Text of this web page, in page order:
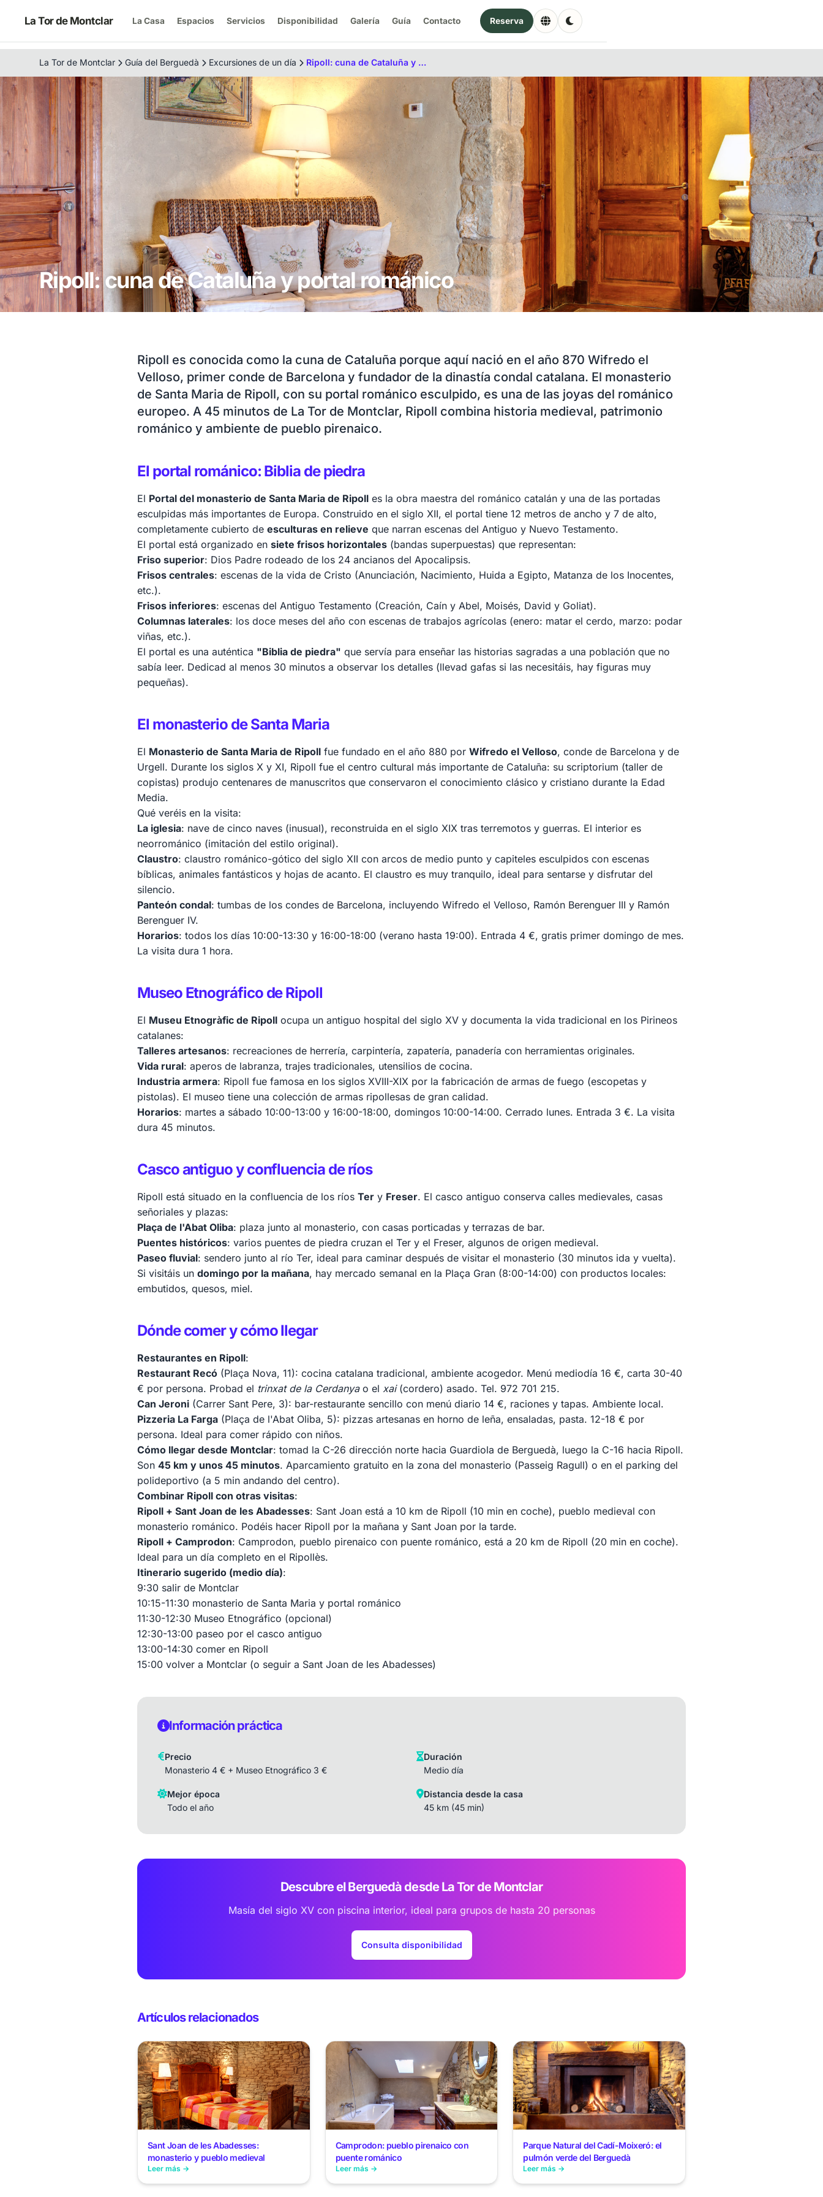
La Tor de Montclar La Casa Espacios Servicios Disponibilidad Galería Guía Contacto Reserva
La Tor de Montclar Guía del Berguedà Excursiones de un día Ripoll: cuna de Cataluña y portal románico
Ripoll: cuna de Cataluña y portal románico
Ripoll es conocida como la cuna de Cataluña porque aquí nació en el año 870 Wifredo el
Velloso, primer conde de Barcelona y fundador de la dinastía condal catalana. El monasterio
de Santa Maria de Ripoll, con su portal románico esculpido, es una de las joyas del románico
europeo. A 45 minutos de La Tor de Montclar, Ripoll combina historia medieval, patrimonio
románico y ambiente de pueblo pirenaico.
El portal románico: Biblia de piedra
El Portal del monasterio de Santa Maria de Ripoll es la obra maestra del románico catalán y una de las portadas
esculpidas más importantes de Europa. Construido en el siglo XII, el portal tiene 12 metros de ancho y 7 de alto,
completamente cubierto de esculturas en relieve que narran escenas del Antiguo y Nuevo Testamento.
El portal está organizado en siete frisos horizontales (bandas superpuestas) que representan:
Friso superior: Dios Padre rodeado de los 24 ancianos del Apocalipsis.
Frisos centrales: escenas de la vida de Cristo (Anunciación, Nacimiento, Huida a Egipto, Matanza de los Inocentes,
etc.).
Frisos inferiores: escenas del Antiguo Testamento (Creación, Caín y Abel, Moisés, David y Goliat).
Columnas laterales: los doce meses del año con escenas de trabajos agrícolas (enero: matar el cerdo, marzo: podar
viñas, etc.).
El portal es una auténtica "Biblia de piedra" que servía para enseñar las historias sagradas a una población que no
sabía leer. Dedicad al menos 30 minutos a observar los detalles (llevad gafas si las necesitáis, hay figuras muy
pequeñas).
El monasterio de Santa Maria
El Monasterio de Santa Maria de Ripoll fue fundado en el año 880 por Wifredo el Velloso, conde de Barcelona y de
Urgell. Durante los siglos X y XI, Ripoll fue el centro cultural más importante de Cataluña: su scriptorium (taller de
copistas) produjo centenares de manuscritos que conservaron el conocimiento clásico y cristiano durante la Edad
Media.
Qué veréis en la visita:
La iglesia: nave de cinco naves (inusual), reconstruida en el siglo XIX tras terremotos y guerras. El interior es
neorrománico (imitación del estilo original).
Claustro: claustro románico-gótico del siglo XII con arcos de medio punto y capiteles esculpidos con escenas
bíblicas, animales fantásticos y hojas de acanto. El claustro es muy tranquilo, ideal para sentarse y disfrutar del
silencio.
Panteón condal: tumbas de los condes de Barcelona, incluyendo Wifredo el Velloso, Ramón Berenguer III y Ramón
Berenguer IV.
Horarios: todos los días 10:00-13:30 y 16:00-18:00 (verano hasta 19:00). Entrada 4 €, gratis primer domingo de mes.
La visita dura 1 hora.
Museo Etnográfico de Ripoll
El Museu Etnogràfic de Ripoll ocupa un antiguo hospital del siglo XV y documenta la vida tradicional en los Pirineos
catalanes:
Talleres artesanos: recreaciones de herrería, carpintería, zapatería, panadería con herramientas originales.
Vida rural: aperos de labranza, trajes tradicionales, utensilios de cocina.
Industria armera: Ripoll fue famosa en los siglos XVIII-XIX por la fabricación de armas de fuego (escopetas y
pistolas). El museo tiene una colección de armas ripollesas de gran calidad.
Horarios: martes a sábado 10:00-13:00 y 16:00-18:00, domingos 10:00-14:00. Cerrado lunes. Entrada 3 €. La visita
dura 45 minutos.
Casco antiguo y confluencia de ríos
Ripoll está situado en la confluencia de los ríos Ter y Freser. El casco antiguo conserva calles medievales, casas
señoriales y plazas:
Plaça de l'Abat Oliba: plaza junto al monasterio, con casas porticadas y terrazas de bar.
Puentes históricos: varios puentes de piedra cruzan el Ter y el Freser, algunos de origen medieval.
Paseo fluvial: sendero junto al río Ter, ideal para caminar después de visitar el monasterio (30 minutos ida y vuelta).
Si visitáis un domingo por la mañana, hay mercado semanal en la Plaça Gran (8:00-14:00) con productos locales:
embutidos, quesos, miel.
Dónde comer y cómo llegar
Restaurantes en Ripoll:
Restaurant Recó (Plaça Nova, 11): cocina catalana tradicional, ambiente acogedor. Menú mediodía 16 €, carta 30-40
€ por persona. Probad el trinxat de la Cerdanyao el xai(cordero) asado. Tel. 972 701 215.
Can Jeroni (Carrer Sant Pere, 3): bar-restaurante sencillo con menú diario 14 €, raciones y tapas. Ambiente local.
Pizzeria La Farga (Plaça de l'Abat Oliba, 5): pizzas artesanas en horno de leña, ensaladas, pasta. 12-18 € por
persona. Ideal para comer rápido con niños.
Cómo llegar desde Montclar: tomad la C-26 dirección norte hacia Guardiola de Berguedà, luego la C-16 hacia Ripoll.
Son 45 km y unos 45 minutos. Aparcamiento gratuito en la zona del monasterio (Passeig Ragull) o en el parking del
polideportivo (a 5 min andando del centro).
Combinar Ripoll con otras visitas:
Ripoll + Sant Joan de les Abadesses: Sant Joan está a 10 km de Ripoll (10 min en coche), pueblo medieval con
monasterio románico. Podéis hacer Ripoll por la mañana y Sant Joan por la tarde.
Ripoll + Camprodon: Camprodon, pueblo pirenaico con puente románico, está a 20 km de Ripoll (20 min en coche).
Ideal para un día completo en el Ripollès.
Itinerario sugerido (medio día):
9:30 salir de Montclar
10:15-11:30 monasterio de Santa Maria y portal románico
11:30-12:30 Museo Etnográfico (opcional)
12:30-13:00 paseo por el casco antiguo
13:00-14:30 comer en Ripoll
15:00 volver a Montclar (o seguir a Sant Joan de les Abadesses)
Información práctica
Precio
Monasterio 4 € + Museo Etnográfico 3 €
Duración
Medio día
Mejor época
Todo el año
Distancia desde la casa
45 km (45 min)
Descubre el Berguedà desde La Tor de Montclar
Masía del siglo XV con piscina interior, ideal para grupos de hasta 20 personas
Consulta disponibilidad
Artículos relacionados
Sant Joan de les Abadesses:
monasterio y pueblo medieval
Leer más →
Camprodon: pueblo pirenaico con
puente románico
Leer más →
Parque Natural del Cadí-Moixeró: el
pulmón verde del Berguedà
Leer más →